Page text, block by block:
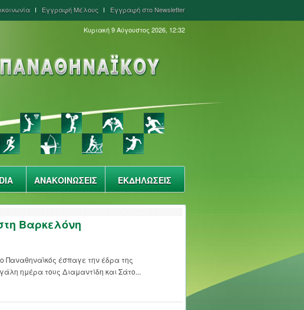
Εγγραφή Μέλους Εγγραφή στο Newsletter
Κυριακή 9 Αύγουστος 2026, 12:32
ΑΝΑΚΟΙΝΩΣΕΙΣ ΕΚΔΗΛΩΣΕΙΣ
Βαρκελόνη
Παναθηναϊκός έσπαγε την έδρα της
ημέρα τους Διαμαντίδη και Σάτο...